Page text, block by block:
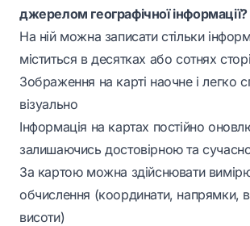
джерелом географічної інформації?
На ній можна записати стільки
міститься в десятках або сотнях
Зображення на карті наочне і легко
візуально
Інформація на картах постійно
залишаючись достовірною та
За картою можна здійснювати
обчислення (координати, напрямки,
висоти)